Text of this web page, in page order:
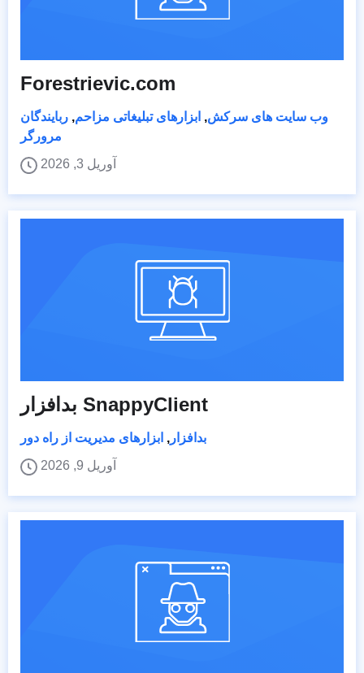
Forestrievic.com
وب سایت های سرکش, ابزارهای تبلیغاتی مزاحم, ربایندگان
مرورگر
آوریل 3, 2026
بدافزار SnappyClient
بدافزار , ابزارهای مدیریت از راه دور
آوریل 9, 2026